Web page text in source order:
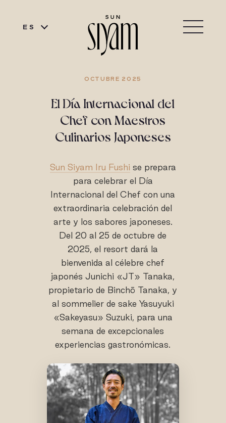
ES
OCTUBRE 2025
El Día Internacional del
Chef con Maestros
Culinarios Japoneses
Sun Siyam Iru Fushi se prepara
para celebrar el Día
Internacional del Chef con una
extraordinaria celebración del
arte y los sabores japoneses.
Del 20 al 25 de octubre de
2025, el resort dará la
bienvenida al célebre chef
japonés Junichi «JT» Tanaka,
propietario de Binchō Tanaka, y
al sommelier de sake Yasuyuki
«Sakeyasu» Suzuki, para una
semana de excepcionales
experiencias gastronómicas.